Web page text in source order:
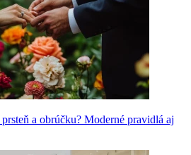
a obrúčku? Moderné pravidlá aj